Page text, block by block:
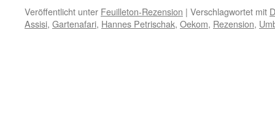
Veröffentlicht unter Feuilleton-Rezension | Verschlagwortet mit
Assisi, Gartenafari, Hannes Petrischak, Oekom, Rezension,